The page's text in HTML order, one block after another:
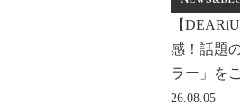
【
感！話題
ラー」を
26.08.05